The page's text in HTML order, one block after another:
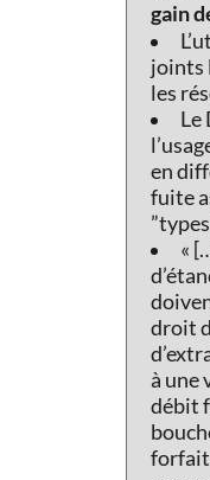
gain
joints
les
Le
en
fuite
«
droit
à une
débit